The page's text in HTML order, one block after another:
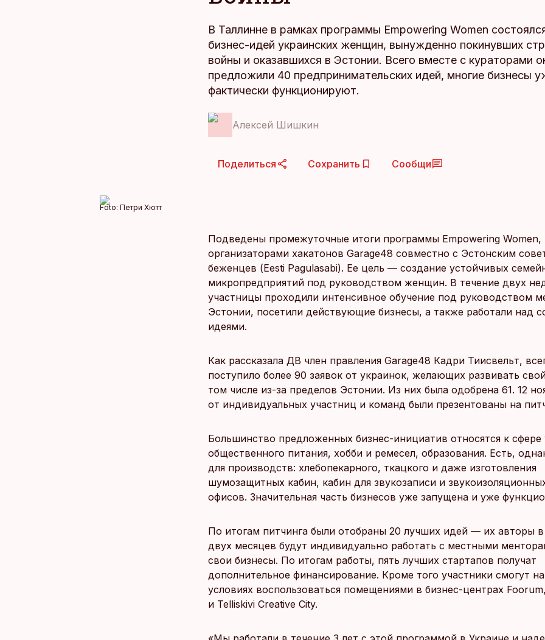
В Таллинне в рамках программы Empowering Women
бизнес-идей украинских женщин, вынужденно покинувших
войны и оказавшихся в Эстонии. Всего вместе с кураторами
предложили 40 предпринимательских идей, многие бизнесы
фактически функционируют.
Алексей Шишкин
Поделиться Сохранить Сообщи
Foto: Петри Хютт
Подведены промежуточные итоги программы Empowering
организаторами хакатонов Garage48 совместно с Эстонским
беженцев (Eesti Pagulasabi). Ее цель — создание устойчивых
микропредприятий под руководством женщин. В течение двух
участницы проходили интенсивное обучение под руководством
Эстонии, посетили действующие бизнесы, а также работали над
идеями.
Как рассказала ДВ член правления Garage48 Кадри Тиисвельт,
поступило более 90 заявок от украинок, желающих развивать
том числе из-за пределов Эстонии. Из них была одобрена 61. 12
от индивидуальных участниц и команд были презентованы на
Большинство предложенных бизнес-инициатив относятся к сфере
общественного питания, хобби и ремесел, образования. Есть,
для производств: хлебопекарного, ткацкого и даже изготовления
шумозащитных кабин, кабин для звукозаписи и
офисов. Значительная часть бизнесов уже запущена и уже
По итогам питчинга были отобраны 20 лучших идей — их авторы
двух месяцев будут индивидуально работать с местными
свои бизнесы. По итогам работы, пять лучших стартапов получат
дополнительное финансирование. Кроме того участники смогут
условиях воспользоваться помещениями в бизнес-центрах
и Telliskivi Creative City.